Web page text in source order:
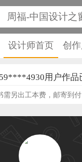
周福-中国设计之
设计师首页 创
用户作品
用户作品
用户作品
用户作品
用户作品
另出工本费，邮寄到付